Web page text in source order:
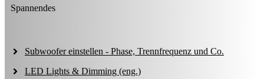
Spannendes
Subwoofer einstellen - Phase, Trennfrequenz und Co.
LED Lights & Dimming (eng.)